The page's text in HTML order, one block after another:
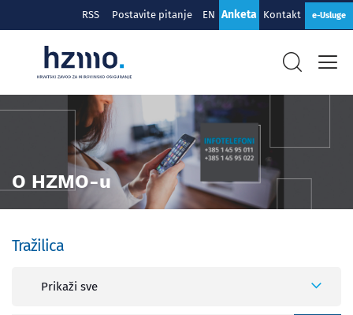
RSS Postavite pitanje EN Anketa Kontakt e-Usluge
O HZMO-u
Tražilica
Prikaži sve